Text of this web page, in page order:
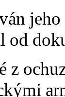
jeho
od
z